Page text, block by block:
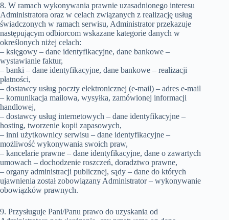
8. W ramach wykonywania prawnie uzasadnionego interesu
Administratora oraz w celach związanych z realizację usług
świadczonych w ramach serwisu, Administrator przekazuje
następującym odbiorcom wskazane kategorie danych w
określonych niżej celach:
– księgowy – dane identyfikacyjne, dane bankowe –
wystawianie faktur,
– banki – dane identyfikacyjne, dane bankowe – realizacji
płatności,
– dostawcy usług poczty elektronicznej (e-mail) – adres e-mail
– komunikacja mailowa, wysyłka, zamówionej informacji
handlowej,
– dostawcy usług internetowych – dane identyfikacyjne –
hosting, tworzenie kopii zapasowych,
– inni użytkownicy serwisu – dane identyfikacyjne –
możliwość wykonywania swoich praw,
– kancelarie prawne – dane identyfikacyjne, dane o zawartych
umowach – dochodzenie roszczeń, doradztwo prawne,
– organy administracji publicznej, sądy – dane do których
ujawnienia został zobowiązany Administrator – wykonywanie
obowiązków prawnych.
9. Przysługuje Pani/Panu prawo do uzyskania od